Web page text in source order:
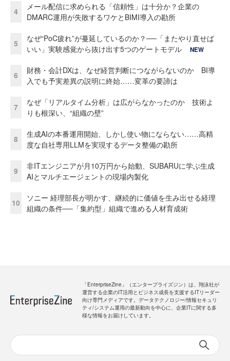
4
メール配信に求められる「信頼性」は十分か？企業の
DMARC運用が失敗するワケとBIMI導入の勘所
5
なぜ“PoC疲れ”が蔓延しているのか？──「またやり直せば
いい」実験感覚から抜け出す5つのゲートモデル
NEW
6
財務・会計DXは、なぜ経営判断につながらないのか BI導
入でも予実差異の説明に終始……変革の要諦は
7
なぜ「リアルタイム分析」は広がらなかったのか 技術よ
りも根深い、“組織の壁”
8
生成AIの本番運用開始、しかし使い物にならない……高精
度な自社専用LLMを実現するデータ整備の勘所
9
非ITエンジニアが月10万円から始動、SUBARUに学ぶ生成
AIとマルチエージェントの現場内製化
10
ソニー 経理部長が明かす、継続的に価値を生み出せる経理
組織の条件──「集約型」組織で進める人材育成術
「EnterpriseZine」（エンタープライズジン）は、翔泳社が
運営する企業のIT活用とビジネス成長を支援するITリーダー
向け専門メディアです。データテクノロジー/情報セキュリ
ティ/システム運用の最新動向を中心に、企業ITに関する多
様な情報をお届けしています。